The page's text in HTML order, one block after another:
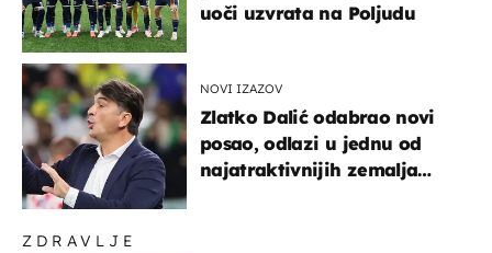
ZDRAVLJE
uoči uzvrata na Poljudu
NOVI IZAZOV
Zlatko Dalić odabrao novi
posao, odlazi u jednu od
najatraktivnijih zemalja